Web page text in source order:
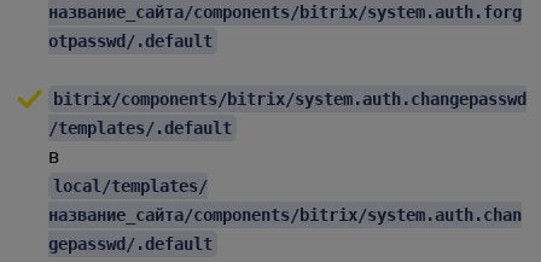
название_сайта/components/bitrix/system.auth.forg
otpasswd/.default
bitrix/components/bitrix/system.auth.changepasswd
/templates/.default
в
local/templates/
название_сайта/components/bitrix/system.auth.chan
gepasswd/.default